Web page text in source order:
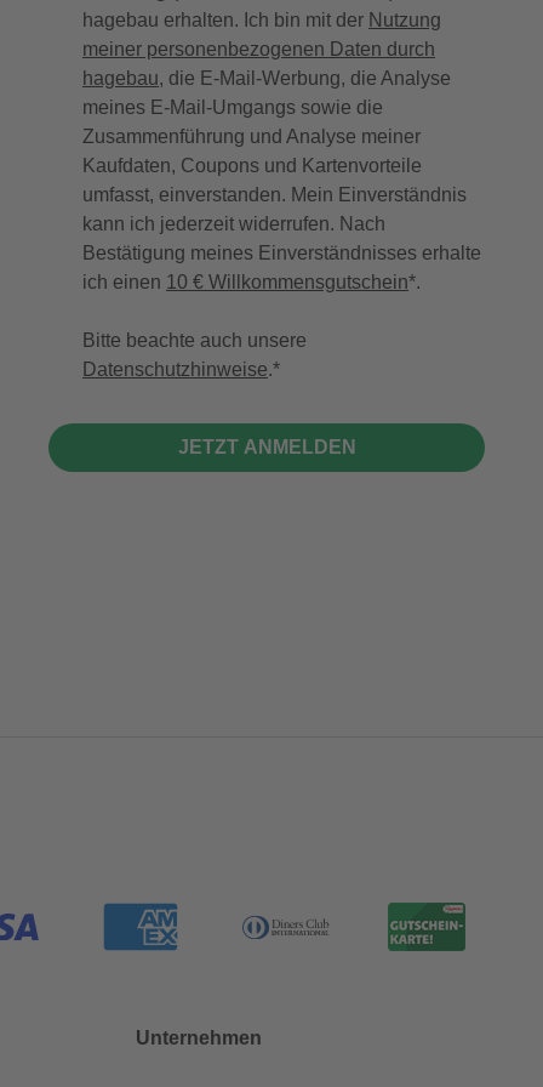
hagebau erhalten. Ich bin mit der Nutzung
meiner personenbezogenen Daten durch
hagebau, die E-Mail-Werbung, die Analyse
meines E-Mail-Umgangs sowie die
Zusammenführung und Analyse meiner
Kaufdaten, Coupons und Kartenvorteile
umfasst, einverstanden. Mein Einverständnis
kann ich jederzeit widerrufen. Nach
Bestätigung meines Einverständnisses erhalte
ich einen 10 € Willkommensgutschein*.
Bitte beachte auch unsere
Datenschutzhinweise.
JETZT ANMELDEN
Unternehmen